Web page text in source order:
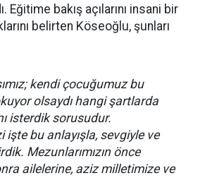
Eğitime bakış açılarını insani bir
belirten Köseoğlu, şunları
kendi çocuğumuz bu
olsaydı hangi şartlarda
isterdik sorusudur.
işte bu anlayışla, sevgiyle ve
Mezunlarımızın önce
ailelerine, aziz milletimize ve